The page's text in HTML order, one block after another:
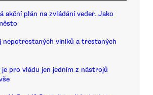
akční plán na zvládání veder. Jako
nepotrestaných viníků a trestaných
je pro vládu jen jedním z nástrojů